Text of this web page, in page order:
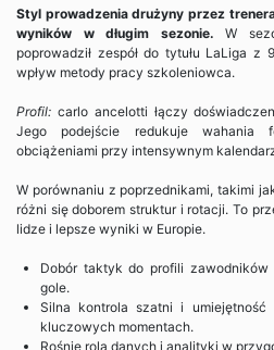
Styl prowadzenia drużyny przez
wyników w długim sezonie. W
poprowadził zespół do tytułu LaLiga
wpływ metody pracy szkoleniowca.
Profil: carlo ancelotti łączy
Jego podejście redukuje wahania
obciążeniami przy intensywnym
W porównaniu z poprzednikami, takimi
różni się doborem struktur i rotacji. To
lidze i lepsze wyniki w Europie.
Dobór taktyk do profili
gole.
Silna kontrola szatni i
kluczowych momentach.
Rośnie rola danych i analityki w